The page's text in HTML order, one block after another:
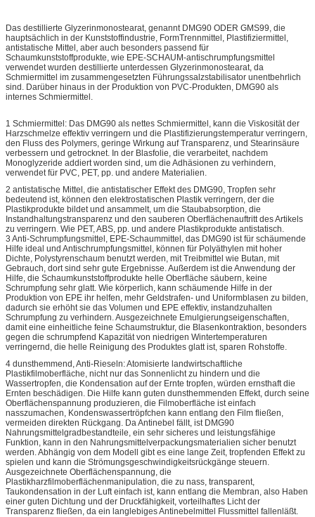
Das destillierte Glyzerinmonostearat, genannt DMG90 ODER GMS99, die
hauptsächlich in der Kunststoffindustrie, FormTrennmittel, Plastifiziermittel,
antistatische Mittel, aber auch besonders passend für
Schaumkunststoffprodukte, wie EPE-SCHAUM-antischrumpfungsmittel
verwendet wurden destillierte unterdessen Glyzerinmonostearat, da
Schmiermittel im zusammengesetzten Führungssalzstabilisator unentbehrlich
sind. Darüber hinaus in der Produktion von PVC-Produkten, DMG90 als
internes Schmiermittel.
1 Schmiermittel: Das DMG90 als nettes Schmiermittel, kann die Viskosität der
Harzschmelze effektiv verringern und die Plastifizierungstemperatur verringern,
den Fluss des Polymers, geringe Wirkung auf Transparenz, und Stearinsäure
verbessern und getrocknet. In der Blasfolie, die verarbeitet, nachdem
Monoglyzeride addiert worden sind, um die Adhäsionen zu verhindern,
verwendet für PVC, PET, pp. und andere Materialien.
2 antistatische Mittel, die antistatischer Effekt des DMG90, Tropfen sehr
bedeutend ist, können den elektrostatischen Plastik verringern, der die
Plastikprodukte bildet und ansammelt, um die Staubabsorption, die
Instandhaltungstransparenz und den sauberen Oberflächenauftritt des Artikels
zu verringern. Wie PET, ABS, pp. und andere Plastikprodukte antistatisch.
3 Anti-Schrumpfungsmittel, EPE-Schaummittel, das DMG90 ist für schäumende
Hilfe ideal und Antischrumpfungsmittel, können für Polyäthylen mit hoher
Dichte, Polystyrenschaum benutzt werden, mit Treibmittel wie Butan, mit
Gebrauch, dort sind sehr gute Ergebnisse. Außerdem ist die Anwendung der
Hilfe, die Schaumkunststoffprodukte helle Oberfläche säubern, keine
Schrumpfung sehr glatt. Wie körperlich, kann schäumende Hilfe in der
Produktion von EPE ihr helfen, mehr Geldstrafen- und Uniformblasen zu bilden,
dadurch sie erhöht sie das Volumen und EPE effektiv, instandzuhalten
Schrumpfung zu verhindern. Ausgezeichnete Emulgierungseigenschaften,
damit eine einheitliche feine Schaumstruktur, die Blasenkontraktion, besonders
gegen die schrumpfend Kapazität von niedrigen Wintertemperaturen
verringernd, die helle Reinigung des Produktes glatt ist, sparen Rohstoffe.
4 dunsthemmend, Anti-Rieseln: Atomisierte landwirtschaftliche
Plastikfilmoberfläche, nicht nur das Sonnenlicht zu hindern und die
Wassertropfen, die Kondensation auf der Ernte tropfen, würden ernsthaft die
Ernten beschädigen. Die Hilfe kann guten dunsthemmenden Effekt, durch seine
Oberflächenspannung produzieren, die Filmoberfläche ist einfach
nasszumachen, Kondenswassertröpfchen kann entlang den Film fließen,
vermeiden direkten Rückgang. Da Antinebel fällt, ist DMG90
Nahrungsmittelgradbestandteile, ein sehr sicheres und leistungsfähige
Funktion, kann in den Nahrungsmittelverpackungsmaterialien sicher benutzt
werden. Abhängig von dem Modell gibt es eine lange Zeit, tropfenden Effekt zu
spielen und kann die Strömungsgeschwindigkeitsrückgänge steuern.
Ausgezeichnete Oberflächenspannung, die
Plastikharzfilmoberflächenmanipulation, die zu nass, transparent,
Taukondensation in der Luft einfach ist, kann entlang die Membran, also Haben
einer guten Dichtung und der Druckfähigkeit, vorteilhaftes Licht der
Transparenz fließen, da ein langlebiges Antinebelmittel Flussmittel fallenläßt.